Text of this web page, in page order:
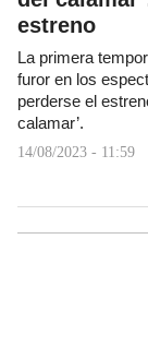
estreno
La primera
furor en los
perderse el
calamar’.
14/08/2023 - 11:59